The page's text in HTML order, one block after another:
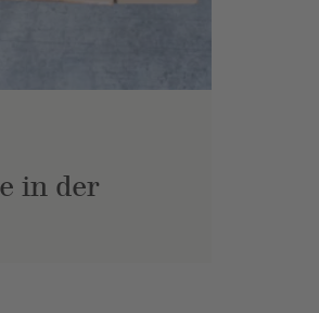
in der